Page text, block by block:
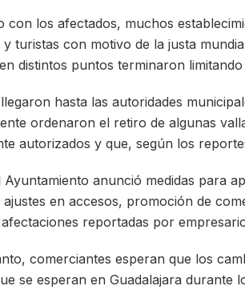
con los afectados, muchos
y turistas con motivo de la justa
distintos puntos terminaron
hasta las autoridades
ordenaron el retiro de algunas
autorizados y que, según los
Ayuntamiento anunció medidas para
en accesos, promoción de
reportadas por
comerciantes esperan que los
se esperan en Guadalajara